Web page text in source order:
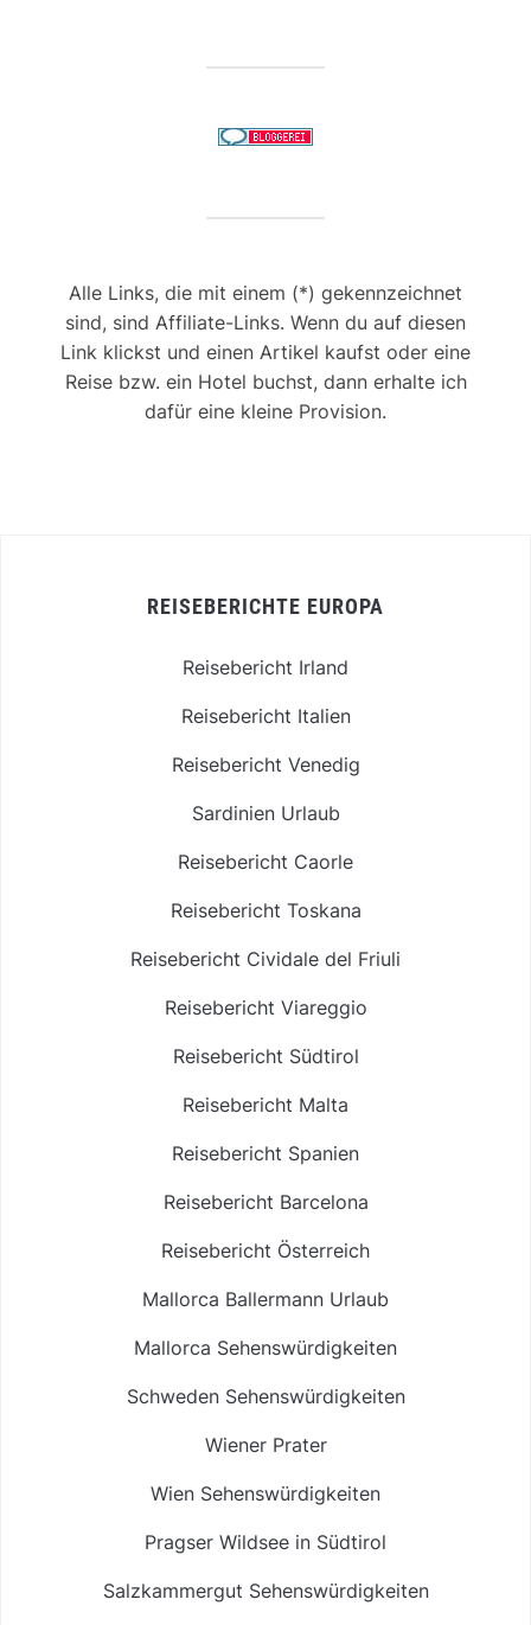
Alle Links, die mit einem (*) gekennzeichnet
sind, sind Affiliate-Links. Wenn du auf diesen
Link klickst und einen Artikel kaufst oder eine
Reise bzw. ein Hotel buchst, dann erhalte ich
dafür eine kleine Provision.
REISEBERICHTE EUROPA
Reisebericht Irland
Reisebericht Italien
Reisebericht Venedig
Sardinien Urlaub
Reisebericht Caorle
Reisebericht Toskana
Reisebericht Cividale del Friuli
Reisebericht Viareggio
Reisebericht Südtirol
Reisebericht Malta
Reisebericht Spanien
Reisebericht Barcelona
Reisebericht Österreich
Mallorca Ballermann Urlaub
Mallorca Sehenswürdigkeiten
Schweden Sehenswürdigkeiten
Wiener Prater
Wien Sehenswürdigkeiten
Pragser Wildsee in Südtirol
Salzkammergut Sehenswürdigkeiten